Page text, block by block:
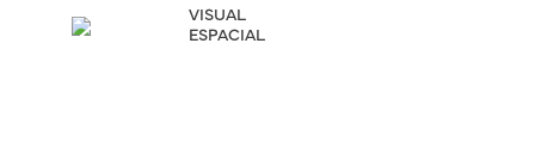
VISUAL
ESPACIAL